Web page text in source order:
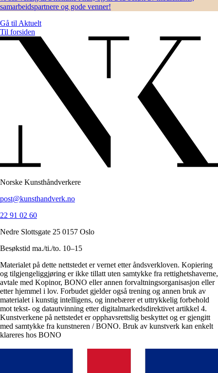
samarbeidspartnere og gode venner!
Gå til Aktuelt
Til forsiden
Norske Kunsthåndverkere
post@kunsthandverk.no
22 91 02 60
Nedre Slottsgate 25 0157 Oslo
Besøkstid ma./ti./to. 10–15
Materialet på dette nettstedet er vernet etter åndsverkloven. Kopiering
og tilgjengeliggjøring er ikke tillatt uten samtykke fra rettighetshaverne,
avtale med Kopinor, BONO eller annen forvaltningsorganisasjon eller
etter hjemmel i lov. Forbudet gjelder også trening og annen bruk av
materialet i kunstig intelligens, og innebærer et uttrykkelig forbehold
mot tekst- og datautvinning etter digitalmarkedsdirektivet artikkel 4.
Kunstverkene på nettstedet er opphavsrettslig beskyttet og er gjengitt
med samtykke fra kunstneren / BONO. Bruk av kunstverk kan enkelt
klareres hos BONO